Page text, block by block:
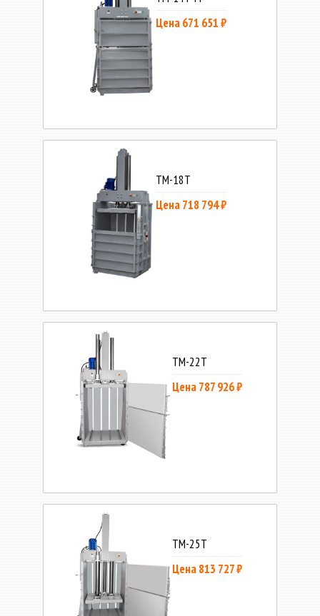
Цена 671 651 ₽
ТМ-18Т
Цена 718 794 ₽
ТМ-22Т
Цена 787 926 ₽
ТМ-25Т
Цена 813 727 ₽